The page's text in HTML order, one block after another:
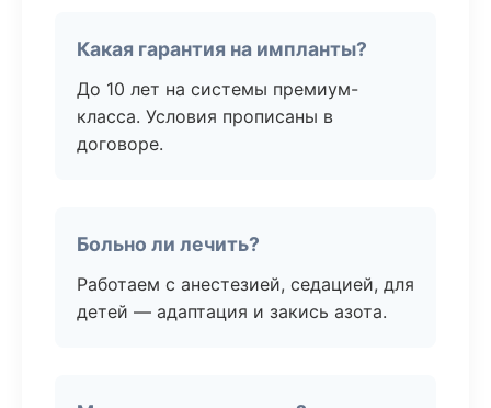
Какая гарантия на импланты?
До 10 лет на системы премиум-
класса. Условия прописаны в
договоре.
Больно ли лечить?
Работаем с анестезией, седацией, для
детей — адаптация и закись азота.